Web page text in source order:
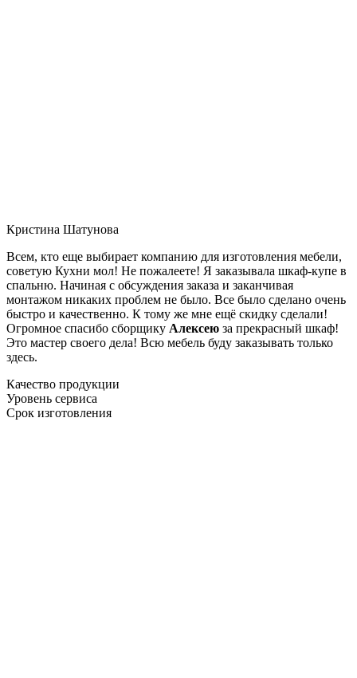
Кристина Шатунова
Всем, кто еще выбирает компанию для изготовления мебели,
советую Кухни мол! Не пожалеете! Я заказывала шкаф-купе в
спальню. Начиная с обсуждения заказа и заканчивая
монтажом никаких проблем не было. Все было сделано очень
быстро и качественно. К тому же мне ещё скидку сделали!
Огромное спасибо сборщику Алексею за прекрасный шкаф!
Это мастер своего дела! Всю мебель буду заказывать только
здесь.
Качество продукции
Уровень сервиса
Срок изготовления